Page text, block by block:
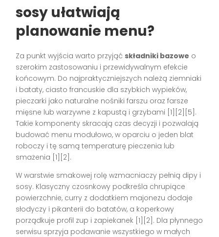
sosy ułatwiają
planowanie menu?
Za punkt wyjścia warto przyjąć składniki bazowe o
szerokim zastosowaniu i przewidywalnym efekcie
końcowym. Do najpraktyczniejszych należą ziemniaki
i bataty, ciasto francuskie dla szybkich wypieków,
pieczarki jako naturalne nośniki farszu oraz farsze
mięsne lub warzywne z kapustą i grzybami [1][2][5].
Takie komponenty skracają czas decyzji i pozwalają
budować menu modułowo, w oparciu o jeden blat
roboczy i tę samą temperaturę pieczenia lub
smażenia [1][2].
W warstwie smakowej rolę wzmacniaczy pełnią dipy i
sosy. Klasyczny czosnkowy podkreśla chrupiące
powierzchnie, curry z dodatkiem majonezu dodaje
słodyczy i pikanterii do batatów, a koperkowy
porządkuje profil zup i zapiekanek [1][2]. Dla płynnego
serwisu sprzyja podawanie wszystkiego w małych